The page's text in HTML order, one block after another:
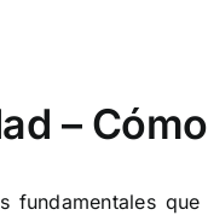
–
fundamentales